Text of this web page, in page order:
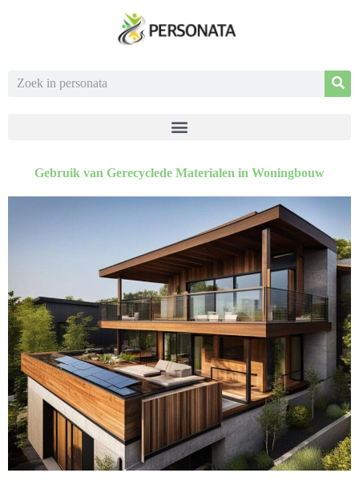
Gebruik van Gerecyclede Materialen in Woningbouw